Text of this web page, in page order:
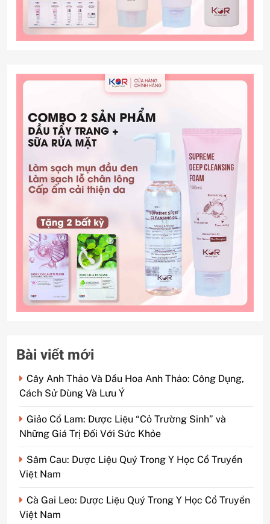
Bài viết mới
Cây Anh Thảo Và Dầu Hoa Anh Thảo: Công Dụng,
Cách Sử Dùng Và Lưu Ý
Giảo Cổ Lam: Dược Liệu “Cỏ Trường Sinh” và
Những Giá Trị Đối Với Sức Khỏe
Sâm Cau: Dược Liệu Quý Trong Y Học Cổ Truyền
Việt Nam
Cà Gai Leo: Dược Liệu Quý Trong Y Học Cổ Truyền
Việt Nam